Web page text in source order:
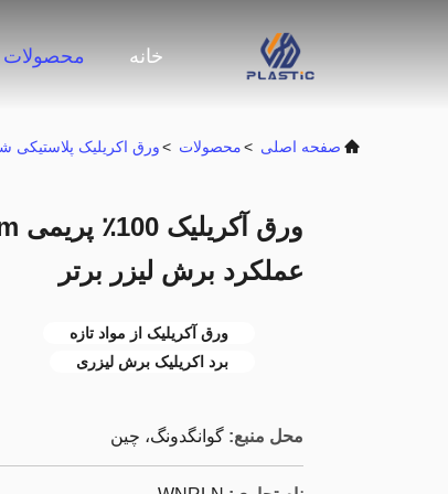
خانه محصولات
صفحه اصلی >محصولات >ورق اکریلیک پلاستیکی
عملکرد برش لیزر برتر
ورق آکریلیک از مواد تازه
برد اکریلیک برش لیزری
محل منبع: گوانگدونگ، چین